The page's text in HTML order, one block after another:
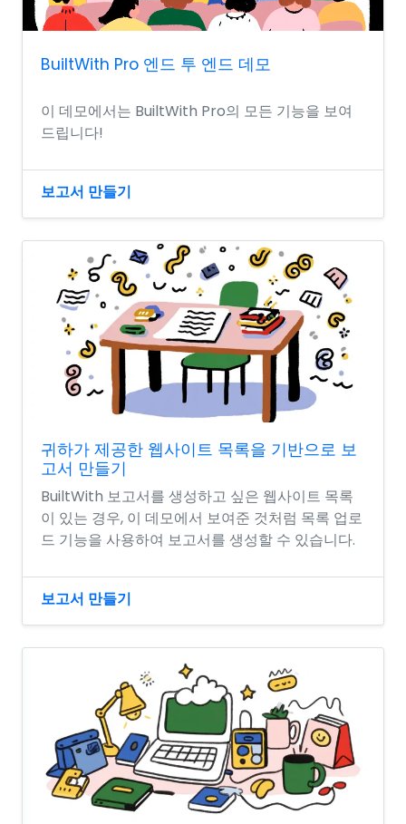
BuiltWith Pro 엔드 투 엔드 데모
이 데모에서는 BuiltWith Pro의 모든 기능을 보여
드립니다!
보고서 만들기
귀하가 제공한 웹사이트 목록을 기반으로 보
고서 만들기
BuiltWith 보고서를 생성하고 싶은 웹사이트 목록
이 있는 경우, 이 데모에서 보여준 것처럼 목록 업로
드 기능을 사용하여 보고서를 생성할 수 있습니다.
보고서 만들기